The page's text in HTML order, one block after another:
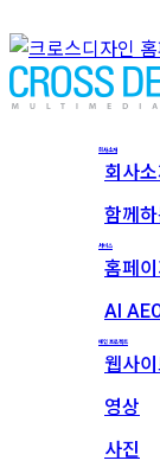
회사소개
회사소
함께
서비스
홈페
AI
메인 프로젝트
웹사
영상
사진